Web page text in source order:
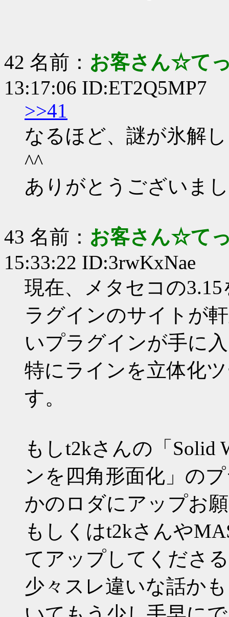
42 名前： お客さん☆て
13:17:06 ID:ET2Q5MP7
>>41
なるほど、謎が氷解
^^
ありがとうございま
43 名前： お客さん☆て
15:33:22 ID:3rwKxNae
現在、メタセコの
ラグインのサイトが
いプラグインが手に
特にラインを立体化
す。
もしt2kさんの「Solid
ンを四角形面化」の
かのロダにアップお
もしくはt2kさんや
てアップしてくださ
少々スレ違いな話か